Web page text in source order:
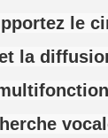
le
la